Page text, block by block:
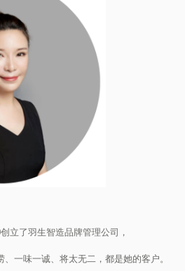
立了羽生智造品牌管理公司，
一味一诚、将太无二，都是她的客户。